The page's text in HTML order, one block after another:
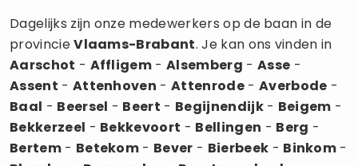
Dagelijks zijn onze medewerkers op de baan in de
provincieVlaams-Brabant. Je kan ons vinden in
Aarschot - Affligem -Alsemberg - Asse -
Assent - Attenhoven -Attenrode- Averbode -
Baal - Beersel - Beert - Begijnendijk- Beigem -
Bekkerzeel - Bekkevoort - Bellingen - Berg -
Bertem- Betekom - Bever - Bierbeek - Binkom -